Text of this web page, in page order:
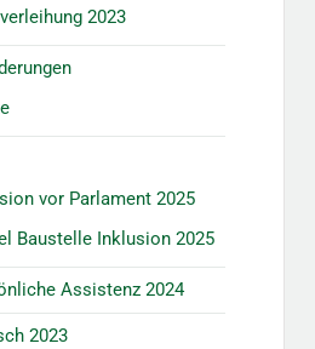
2023
vor Parlament 2025
Baustelle Inklusion 2025
Assistenz 2024
2023